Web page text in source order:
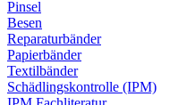
Pinsel
Besen
Reparaturbänder
Papierbänder
Textilbänder
Schädlingskontrolle (IPM)